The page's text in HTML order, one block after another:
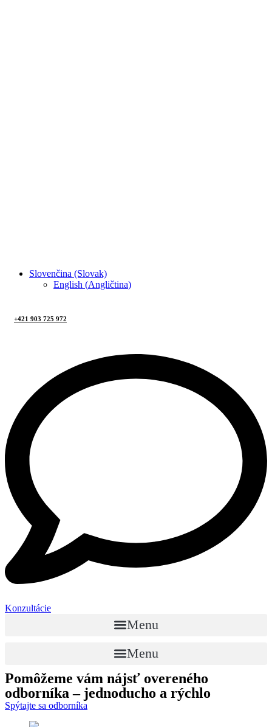
Slovenčina (Slovak)
English (Angličtina)
+421 903 725 972
Konzultácie
Menu
Menu
Pomôžeme vám nájsť overeného
odborníka– jednoducho a rýchlo
Spýtajte sa odborníka